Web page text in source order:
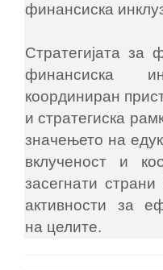
финансиска
Стратегијата за
финансиска
координиран
и стратегиска
значењето на
вклученост и
засегнати
активности за
на целите.